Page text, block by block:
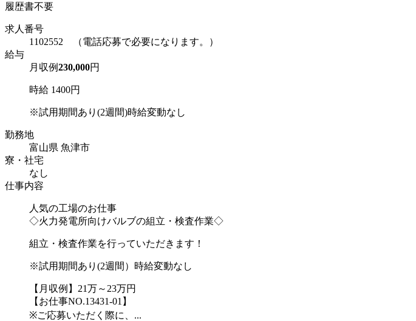
履歴書不要
求人番号
1102552 （電話応募で必要になります。）
給与
月収例230,000円
時給 1400円
※試用期間あり(2週間)時給変動なし
勤務地
富山県 魚津市
寮・社宅
なし
仕事内容
人気の工場のお仕事
◇火力発電所向けバルブの組立・検査作業◇
組立・検査作業を行っていただきます！
※試用期間あり(2週間）時給変動なし
【月収例】21万～23万円
【お仕事NO.13431-01】
※ご応募いただく際に、...